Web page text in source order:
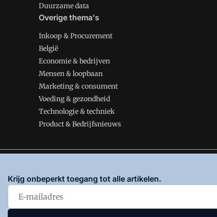
Duurzame data
Overige thema's
Inkoop & Procurement
België
Economie & bedrijven
Mensen & loopbaan
Marketing & consument
Voeding & gezondheid
Technologie & techniek
Product & Bedrijfsnieuws
enPrivacy en Cookie beleid |Privacy instellingen
Krijg onbeperkt toegang tot alle artikelen.